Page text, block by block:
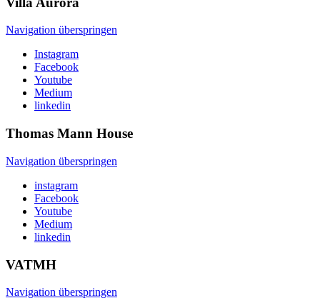
Navigation überspringen
Instagram
Facebook
Youtube
Medium
linkedin
Thomas Mann House
Navigation überspringen
instagram
Facebook
Youtube
Medium
linkedin
VATMH
Navigation überspringen